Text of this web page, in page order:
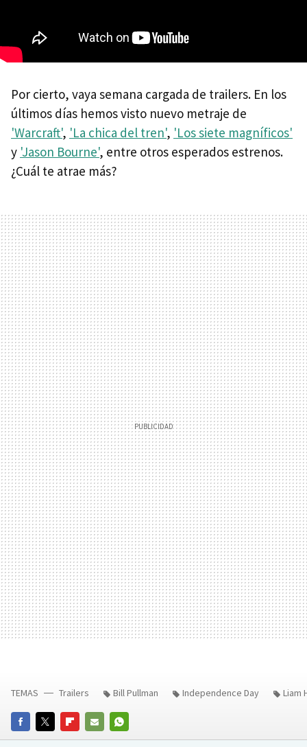
Por cierto, vaya semana cargada de trailers. En los
últimos días hemos visto nuevo metraje de
'Warcraft', 'La chica del tren', 'Los siete magníficos'
y 'Jason Bourne', entre otros esperados estrenos.
¿Cuál te atrae más?
FACEBOOKTWITTERFLIPBOARD
E-
WHATSAPP
TEMAS Trailers Bill Pullman Independence Day Liam